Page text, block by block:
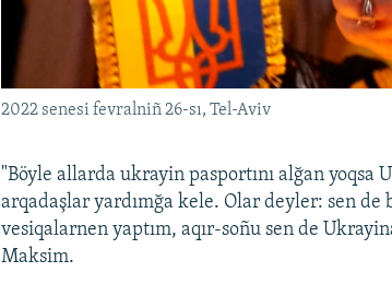
2022 senesi fevralniñ 26-sı, Tel-Aviv
"Böyle allarda ukrayin pasportını alğan yoqsa
arqadaşlar yardımğa kele. Olar deyler: sen de
vesiqalarnen yaptım, aqır-soñu sen de
Maksim.